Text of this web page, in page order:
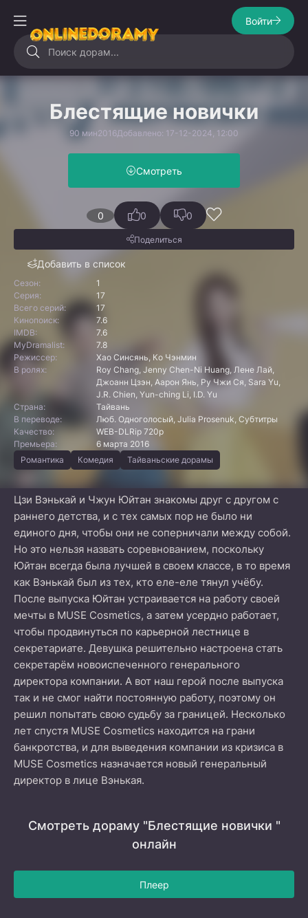
Войти
Блестящие новички
90 мин2016Добавлено: 17-12-2024, 12:00
Смотреть
0
Добавить в список
0 0
Поделиться
Сезон:
1
Серия:
17
Всего серий:
17
Кинопоиск:
7.6
IMDB:
7.6
MyDramalist:
7.8
Режиссер:
Хао Синсянь, Ко Чэнмин
В ролях:
Roy Chang, Jenny Chen-Ni Huang, Лене Лай,
Джоанн Цзэн, Аарон Янь, Ру Чжи Ся, Sara Yu,
J.R. Chien, Yun-ching Li, I.D. Yu
Страна:
Тайвань
В переводе:
Люб. Одноголосый, Julia Prosenuk, Субтитры
Качество:
WEB-DLRip 720p
Премьера:
6 марта 2016
Романтика
Комедия Тайваньские дорамы
Цзи Вэнькай и Чжун Юйтан знакомы друг с другом с
раннего детства, и с тех самых пор не было ни
единого дня, чтобы они не соперничали между собой.
Но это нельзя назвать соревнованием, поскольку
Юйтан всегда была лучшей в своем классе, в то время
как Вэнькай был из тех, кто еле-еле тянул учёбу.
После выпуска Юйтан устраивается на работу своей
мечты в MUSE Cosmetics, а затем усердно работает,
чтобы продвинуться по карьерной лестнице в
секретариате. Девушка решительно настроена стать
секретарём новоиспеченного генерального
директора компании. А вот наш герой после выпуска
так и не смог найти постоянную работу, поэтому он
решил попытать свою судьбу за границей. Несколько
лет спустя MUSE Cosmetics находится на грани
банкротства, и для выведения компании из кризиса в
MUSE Cosmetics назначается новый генеральный
директор в лице Вэнькая.
Смотреть дораму "Блестящие новички "
онлайн
Плеер